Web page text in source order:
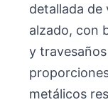
detallada de
alzado, con
y
metálicos